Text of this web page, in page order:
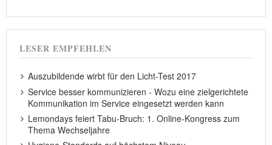
LESER EMPFEHLEN
Auszubildende wirbt für den Licht-Test 2017
Service besser kommunizieren - Wozu eine zielgerichtete
Kommunikation im Service eingesetzt werden kann
Lemondays feiert Tabu-Bruch: 1. Online-Kongress zum
Thema Wechseljahre